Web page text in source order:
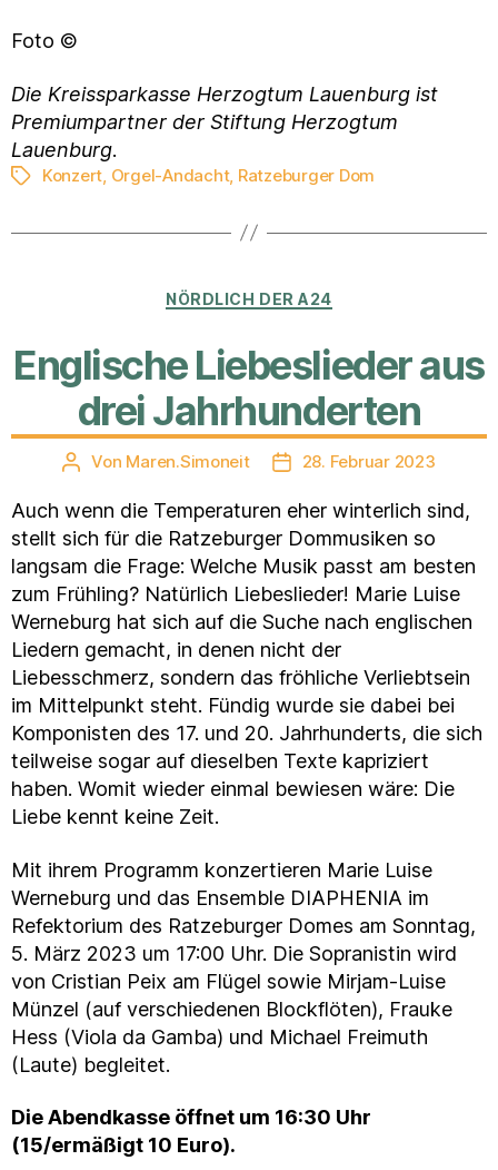
Foto ©
Die Kreissparkasse Herzogtum Lauenburg ist
Premiumpartner der Stiftung Herzogtum
Lauenburg.
Schlagwörter
Konzert Orgel-Andacht, Ratzeburger Dom
Kategorien
NÖRDLICH DER A24
Englische Liebeslieder aus
drei Jahrhunderten
Beitragsautor
Von Maren.Simoneit Veröffentlichungsdatum
28. Februar 2023
Auch wenn die Temperaturen eher winterlich sind,
stellt sich für die Ratzeburger Dommusiken so
langsam die Frage: Welche Musik passt am besten
zum Frühling? Natürlich Liebeslieder! Marie Luise
Werneburg hat sich auf die Suche nach englischen
Liedern gemacht, in denen nicht der
Liebesschmerz, sondern das fröhliche Verliebtsein
im Mittelpunkt steht. Fündig wurde sie dabei bei
Komponisten des 17. und 20. Jahrhunderts, die sich
teilweise sogar auf dieselben Texte kapriziert
haben. Womit wieder einmal bewiesen wäre: Die
Liebe kennt keine Zeit.
Mit ihrem Programm konzertieren Marie Luise
Werneburg und das Ensemble DIAPHENIA im
Refektorium des Ratzeburger Domes am Sonntag,
5. März 2023 um 17:00 Uhr. Die Sopranistin wird
von Cristian Peix am Flügel sowie Mirjam-Luise
Münzel (auf verschiedenen Blockflöten), Frauke
Hess (Viola da Gamba) und Michael Freimuth
(Laute) begleitet.
Die Abendkasse öffnet um 16:30 Uhr
(15/ermäßigt 10 Euro).